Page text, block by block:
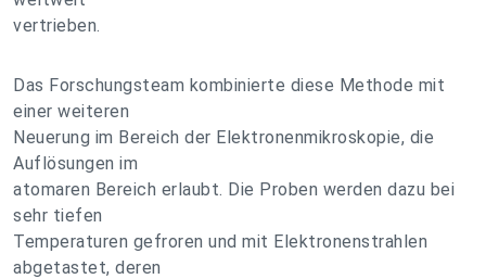
vertrieben.
Das Forschungsteam kombinierte diese Methode mit
einer weiteren
Neuerung im Bereich der Elektronenmikroskopie, die
Auflösungen im
atomaren Bereich erlaubt. Die Proben werden dazu bei
sehr tiefen
Temperaturen gefroren und mit Elektronenstrahlen
abgetastet, deren